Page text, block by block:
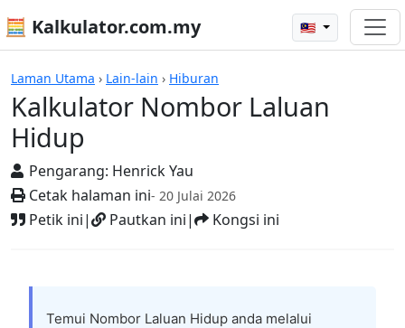
🧮 Kalkulator.com.my 🇲🇾
Laman Utama › Lain-lain › Hiburan
Kalkulator Nombor Laluan
Hidup
Pengarang: Henrick Yau
Cetak halaman ini- 20 Julai 2026
Petik ini| Pautkan ini| Kongsi ini
Kalkulator
Temui Nombor Laluan Hidup anda melalui